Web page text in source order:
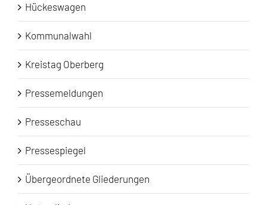
Hückeswagen
Kommunalwahl
Kreistag Oberberg
Pressemeldungen
Presseschau
Pressespiegel
Übergeordnete Gliederungen